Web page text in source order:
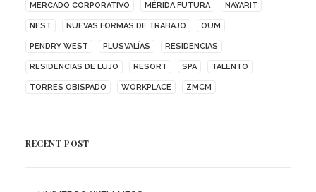
MERCADO CORPORATIVO MÉRIDA FUTURA NAYARIT
NEST NUEVAS FORMAS DE TRABAJO OUM
PENDRY WEST PLUSVALÍAS RESIDENCIAS
RESIDENCIAS DE LUJO RESORT SPA TALENTO
TORRES OBISPADO WORKPLACE ZMCM
RECENT POST